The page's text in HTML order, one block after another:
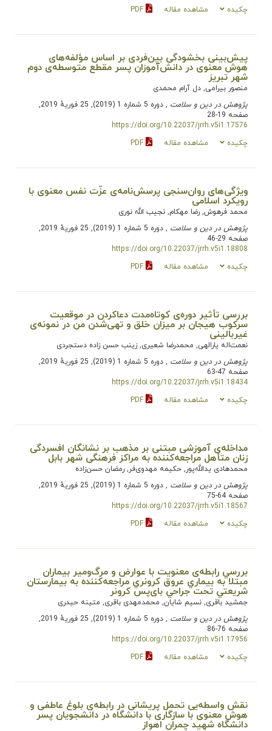
چکیده
مشاهده مقاله
پیش‌بینی بخشودگی بین‌فردی بر اساس مؤلفه‌های
هوش معنوی در دانش‌آموزان پسر مقطع متوسطه‌ی دوم
شهر تبریز
منصور بیرامی, دل آرام محمدی
پژوهش در دین و سلامت
, دوره 5 شماره 1 (2019), 25 فوریهٔ 2019,
صفحه 19-28
https://doi.org/10.22037/jrrh.v5i1.17576
چکیده
مشاهده مقاله
ویژگی‌های روان‌سنجی پرسش‌نامه‌ی عزّت نفس معنوی با
رویکرد اسلامی
محمد فرهوش, رضا مهکام, نجیب الله نوری
پژوهش در دین و سلامت
, دوره 5 شماره 1 (2019), 25 فوریهٔ 2019,
صفحه 29-46
https://doi.org/10.22037/jrrh.v5i1.18808
چکیده
مشاهده مقاله
بررسی تأثیر دوره‌ی کوتاه‌مدت دعاکردن در موقعیت
سرکوب هیجان بر میزان خلق و تهی‌شدن من در نمونه‌ی
غیربالینی
نعمت‌اله یارالهی, محمدرضا شعیری, زینب حسن زاده دستجردی
پژوهش در دین و سلامت
, دوره 5 شماره 1 (2019), 25 فوریهٔ 2019,
صفحه 47-63
https://doi.org/10.22037/jrrh.v5i1.18434
چکیده
مشاهده مقاله
مداخله‌ی آموزشی مبتنی بر مذهب بر نشانگان افسردگی
زنان متأهل مراجعه‌کننده به مراکز فرهنگی شهر بابل
محمدهادی یدالله‌پور, حکیمه مهدوی‌فر, رمضان حسن‌زاده
پژوهش در دین و سلامت
, دوره 5 شماره 1 (2019), 25 فوریهٔ 2019,
صفحه 64-75
https://doi.org/10.22037/jrrh.v5i1.18567
چکیده
مشاهده مقاله
بررسي رابطه‌ی معنويت با عوارض و مرگ‌و‌میر بيماران
مبتلا به بيماري عروق کرونري مراجعه‌کننده به بيمارستان
شريعتي تحت جراحي بای‌پس کرونر
جمشید باقری, نسیم شایان, محمدمهدی باقری, متینه حیدری
پژوهش در دین و سلامت
, دوره 5 شماره 1 (2019), 25 فوریهٔ 2019,
صفحه 76-86
https://doi.org/10.22037/jrrh.v5i1.17956
چکیده
مشاهده مقاله
نقش واسطه‌یی تحمل پریشانی در رابطه‌ی بلوغ عاطفی و
هوش معنوی با سازگاری با دانشگاه در دانشجویان پسر
دانشگاه شهید چمران اهواز